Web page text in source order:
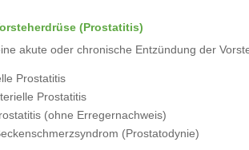
(Prostatitis)
akute oder chronische Entzündung der
Prostatitis
Prostatitis
(ohne Erregernachweis)
(Prostatodynie)